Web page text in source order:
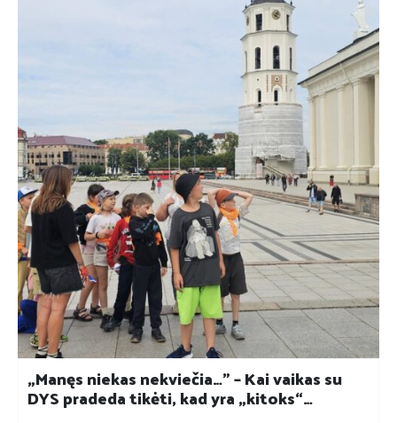
„Manęs niekas nekviečia…” – Kai vaikas su
DYS pradeda tikėti, kad yra „kitoks“…